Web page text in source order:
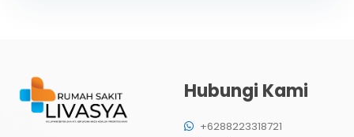
Hubungi Kami
+6288223318721